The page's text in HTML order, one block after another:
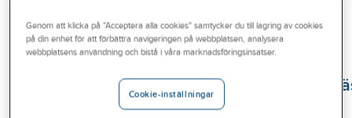
Outlet
Branscher DESIGN4BATH
Limbricka, till
Tappkran/
Design4Bath
Genom att klicka på "Acceptera alla cookies" samtycker du till lagring av cookies
på din enhet för att förbättra navigeringen på webbplatsen, analysera
webbplatsens användning och bistå i våra marknadsföringsinsatser.
Cookie-inställningar